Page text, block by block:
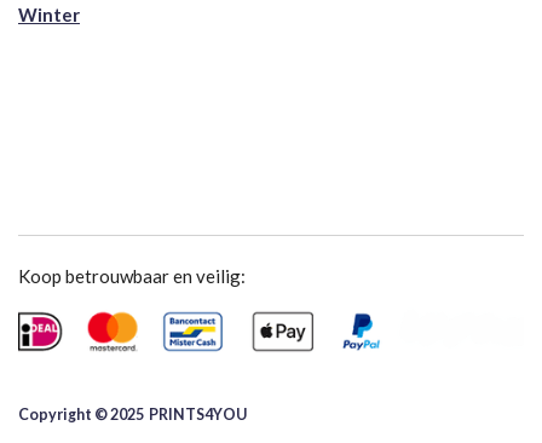
Winter
Koop betrouwbaar en veilig:
Copyright © 2025 ​PRINTS4YOU